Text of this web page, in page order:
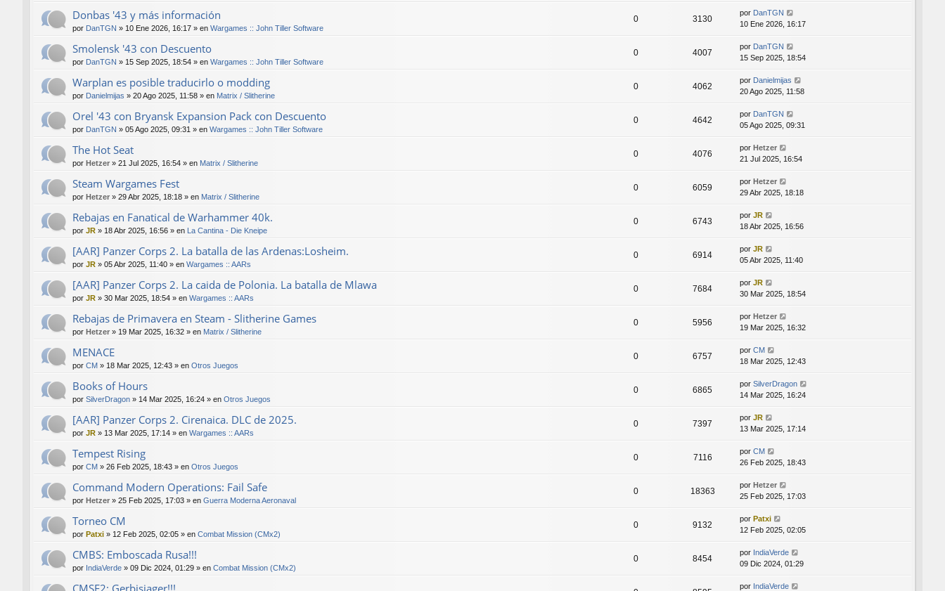
Donbas '43 y más información
por DanTGN » 10 Ene 2026, 16:17 » en Wargames :: John Tiller Software
0 3130
por DanTGN
10 Ene 2026, 16:17
Smolensk '43 con Descuento
por DanTGN » 15 Sep 2025, 18:54 » en Wargames :: John Tiller Software
0 4007
por DanTGN
15 Sep 2025, 18:54
Warplan es posible traducirlo o modding
por Danielmijas » 20 Ago 2025, 11:58 » en Matrix / Slitherine
0 4062
por Danielmijas
20 Ago 2025, 11:58
Orel '43 con Bryansk Expansion Pack con Descuento
por DanTGN » 05 Ago 2025, 09:31 » en Wargames :: John Tiller Software
0 4642
por DanTGN
05 Ago 2025, 09:31
The Hot Seat
por Hetzer » 21 Jul 2025, 16:54 » en Matrix / Slitherine
0 4076
por Hetzer
21 Jul 2025, 16:54
Steam Wargames Fest
por Hetzer » 29 Abr 2025, 18:18 » en Matrix / Slitherine
0 6059
por Hetzer
29 Abr 2025, 18:18
Rebajas en Fanatical de Warhammer 40k.
por JR » 18 Abr 2025, 16:56 » en La Cantina - Die Kneipe
0 6743
por JR
18 Abr 2025, 16:56
[AAR] Panzer Corps 2. La batalla de las Ardenas:Losheim.
por JR » 05 Abr 2025, 11:40 » en Wargames :: AARs
0 6914
por JR
05 Abr 2025, 11:40
[AAR] Panzer Corps 2. La caida de Polonia. La batalla de Mlawa
por JR » 30 Mar 2025, 18:54 » en Wargames :: AARs
0 7684
por JR
30 Mar 2025, 18:54
Rebajas de Primavera en Steam - Slitherine Games
por Hetzer » 19 Mar 2025, 16:32 » en Matrix / Slitherine
0 5956
por Hetzer
19 Mar 2025, 16:32
MENACE
por CM » 18 Mar 2025, 12:43 » en Otros Juegos
0 6757
por CM
18 Mar 2025, 12:43
Books of Hours
por SilverDragon » 14 Mar 2025, 16:24 » en Otros Juegos
0 6865
por SilverDragon
14 Mar 2025, 16:24
[AAR] Panzer Corps 2. Cirenaica. DLC de 2025.
por JR » 13 Mar 2025, 17:14 » en Wargames :: AARs
0 7397
por JR
13 Mar 2025, 17:14
Tempest Rising
por CM » 26 Feb 2025, 18:43 » en Otros Juegos
0 7116
por CM
26 Feb 2025, 18:43
Command Modern Operations: Fail Safe
por Hetzer » 25 Feb 2025, 17:03 » en Guerra Moderna Aeronaval
0 18363
por Hetzer
25 Feb 2025, 17:03
Torneo CM
por Patxi » 12 Feb 2025, 02:05 » en Combat Mission (CMx2)
0 9132
por Patxi
12 Feb 2025, 02:05
CMBS: Emboscada Rusa!!!
por IndiaVerde » 09 Dic 2024, 01:29 » en Combat Mission (CMx2)
0 8454
por IndiaVerde
09 Dic 2024, 01:29
por IndiaVerde